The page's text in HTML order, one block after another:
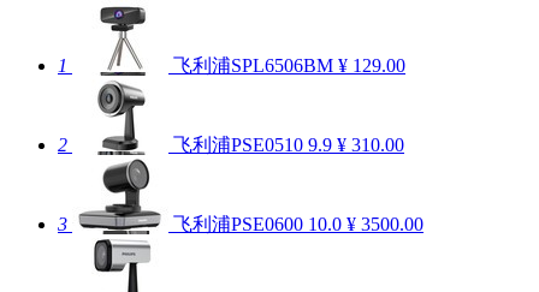
1 飞利浦SPL6506BM ¥ 129.00
2 飞利浦PSE0510 9.9 ¥ 310.00
3 飞利浦PSE0600 10.0 ¥ 3500.00